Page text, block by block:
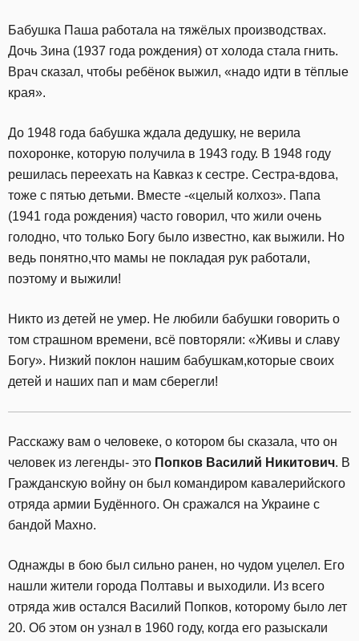
Бабушка Паша работала на тяжёлых производствах.
Дочь Зина (1937 года рождения) от холода стала гнить.
Врач сказал, чтобы ребёнок выжил, «надо идти в тёплые
края».
До 1948 года бабушка ждала дедушку, не верила
похоронке, которую получила в 1943 году. В 1948 году
решилась переехать на Кавказ к сестре. Сестра-вдова,
тоже с пятью детьми. Вместе -«целый колхоз». Папа
(1941 года рождения) часто говорил, что жили очень
голодно, что только Богу было известно, как выжили. Но
ведь понятно,что мамы не покладая рук работали,
поэтому и выжили!
Никто из детей не умер. Не любили бабушки говорить о
том страшном времени, всё повторяли: «Живы и славу
Богу». Низкий поклон нашим бабушкам,которые своих
детей и наших пап и мам сберегли!
Расскажу вам о человеке, о котором бы сказала, что он
человек из легенды- это Попков Василий Никитович. В
Гражданскую войну он был командиром кавалерийского
отряда армии Будённого. Он сражался на Украине с
бандой Махно.
Однажды в бою был сильно ранен, но чудом уцелел. Его
нашли жители города Полтавы и выходили. Из всего
отряда жив остался Василий Попков, которому было лет
20. Об этом он узнал в 1960 году, когда его разыскали